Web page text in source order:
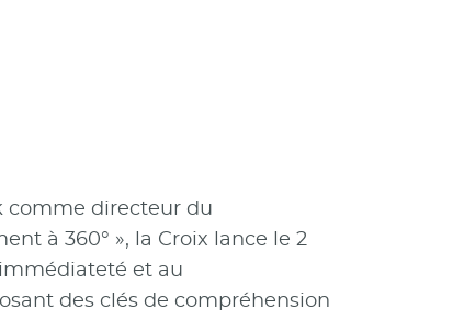
comme directeur du
à 360° », la Croix lance le 2
et au
des clés de compréhension